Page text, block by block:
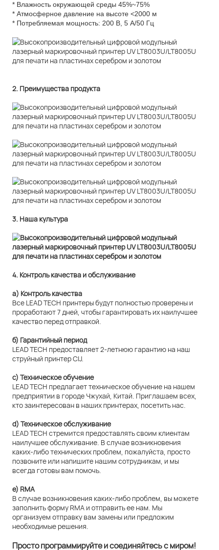
* Влажность окружающей среды 45%~75%
* Атмосферное давление на высоте <2000 м
* Потребляемая мощность: 200 В, 5 А/50 Гц
2. Преимущества продукта
3. Наша культура
4. Контроль качества и обслуживание
а) Контроль качества
Все LEAD TECH принтеры будут полностью проверены и
проработают 7 дней, чтобы гарантировать их наилучшее
качество перед отправкой.
б) Гарантийный период
LEAD TECH предоставляет 2-летнюю гарантию на наш
струйный принтер CIJ.
c) Техническое обучение
LEAD TECH предлагает техническое обучение на нашем
предприятии в городе Чжухай, Китай. Приглашаем всех,
кто заинтересован в наших принтерах, посетить нас.
d) Техническое обслуживание
LEAD TECH стремится предоставлять своим клиентам
наилучшее обслуживание. В случае возникновения
каких-либо технических проблем, пожалуйста, просто
позвоните или напишите нашим сотрудникам, и мы
всегда готовы вам помочь.
e) RMA
В случае возникновения каких-либо проблем, вы можете
заполнить форму RMA и отправить ее нам. Мы
организуем отправку вам замены или предложим
необходимые решения.
Просто программируйте и соединяйтесь с миром!